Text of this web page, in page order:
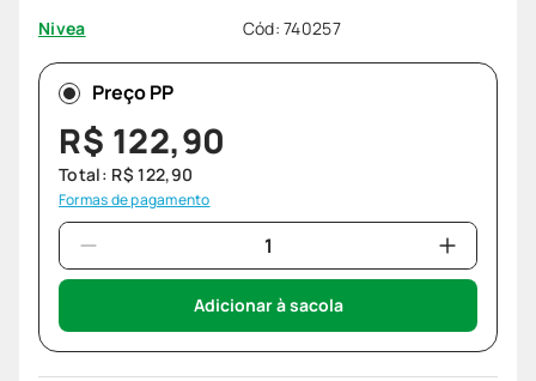
Nivea Cód:740257
Preço PP
R$ 122,90
Total: R$ 122,90
Formas de pagamento
Adicionar à sacola